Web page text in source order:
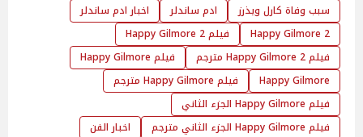
سبب وفاة كارل ويذرز
ادم ساندلر
اخبار ادم ساندلر
2 Happy Gilmore
فيلم 2 Happy Gilmore
فيلم 2 Happy Gilmore مترجم
فيلم Happy Gilmore
Happy Gilmore
فيلم Happy Gilmore مترجم
فيلم Happy Gilmore الجزء الثاني
فيلم Happy Gilmore الجزء الثاني مترجم
اخبار الفن